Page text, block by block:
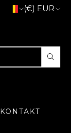
(€) EUR
KONTAKT